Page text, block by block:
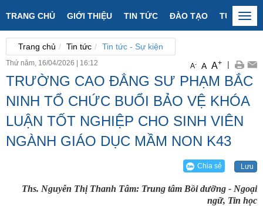
TRANG CHỦ GIỚI THIỆU TIN TỨC ĐÀO TẠO TUYỂN
Trang chủ Tin tức Tin tức - Sự kiện
Thứ năm, 16/04/2026 16:12 A- A A+ |
TRƯỜNG CAO ĐẲNG SƯ PHẠM BẮC
NINH TỔ CHỨC BUỔI BẢO VỆ KHÓA
LUẬN TỐT NGHIỆP CHO SINH VIÊN
NGÀNH GIÁO DỤC MẦM NON K43
Chia sẻ Lưu
Ths. Nguyễn Thị Thanh Tâm: Trung tâm Bồi dưỡng - Ngoại
ngữ, Tin học